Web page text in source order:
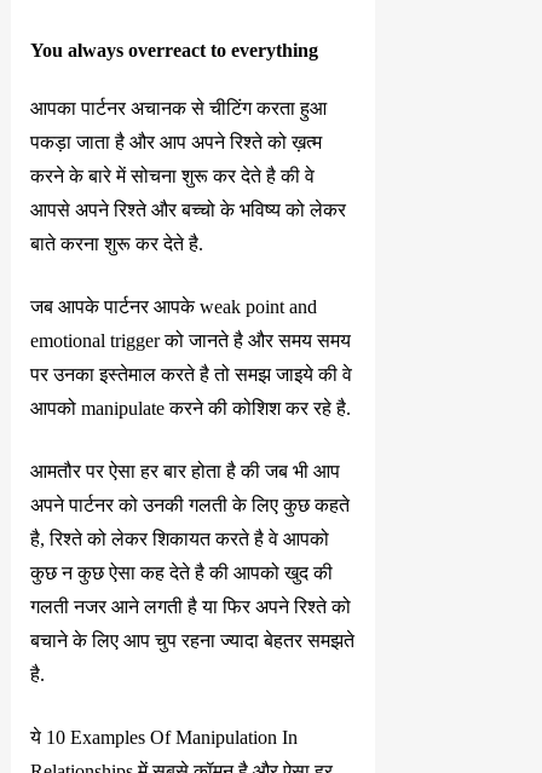
You always overreact to everything
आपका पार्टनर अचानक से चीटिंग करता हुआ
पकड़ा जाता है और आप अपने रिश्ते को ख़त्म
करने के बारे में सोचना शुरू कर देते है की वे
आपसे अपने रिश्ते और बच्चो के भविष्य को लेकर
बाते करना शुरू कर देते है.
जब आपके पार्टनर आपके weak point and
emotional trigger को जानते है और समय समय
पर उनका इस्तेमाल करते है तो समझ जाइये की वे
आपको manipulate करने की कोशिश कर रहे है.
आमतौर पर ऐसा हर बार होता है की जब भी आप
अपने पार्टनर को उनकी गलती के लिए कुछ कहते
है, रिश्ते को लेकर शिकायत करते है वे आपको
कुछ न कुछ ऐसा कह देते है की आपको खुद की
गलती नजर आने लगती है या फिर अपने रिश्ते को
बचाने के लिए आप चुप रहना ज्यादा बेहतर समझते
है.
ये 10 Examples Of Manipulation In